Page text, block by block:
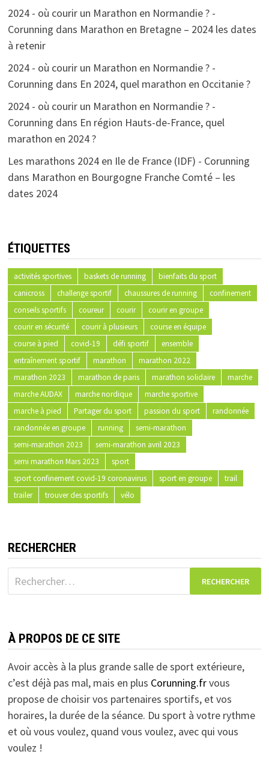
2024 - où courir un Marathon en Normandie ? -
Corunning dans Marathon en Bretagne – 2024 les dates
à retenir
2024 - où courir un Marathon en Normandie ? -
Corunning dans En 2024, quel marathon en Occitanie ?
2024 - où courir un Marathon en Normandie ? -
Corunning dans En région Hauts-de-France, quel
marathon en 2024 ?
Les marathons 2024 en Ile de France (IDF) - Corunning
dans Marathon en Bourgogne Franche Comté – les
dates 2024
ÉTIQUETTES
activités sportives baskets de running
bienfaits du sport
canicross
challenge sportif chaussures de running
confinement
conseils sportifs
coureur courir
courir en groupe
courir en sécurité
courir à plusieurs
course en équipe
course à pied
covid-19 défi sportif
ensemble
entraînement sportif
marathon
marathon 2022
marathon 2023
marathon de paris marathon solidaire
marche
marche AUDAX
marche nordique
marche sportive
marche à pied
Partager du sport passion du sport
randonnée
randonnée en groupe
running
semi-marathon
semi-marathon 2023
semi-marathon avril 2023
semi marathon Mars 2023
sport
sport confinement covid-19 coronavirus
sport en groupe
trail
trailer
trouver des sportifs vélo
RECHERCHER
Rechercher :
À PROPOS DE CE SITE
Avoir accès à la plus grande salle de sport extérieure,
c’est déjà pas mal, mais en plus Corunning.frvous
propose de choisir vos partenaires sportifs, et vos
horaires, la durée de la séance. Du sport à votre rythme
et où vous voulez, quand vous voulez, avec qui vous
voulez !